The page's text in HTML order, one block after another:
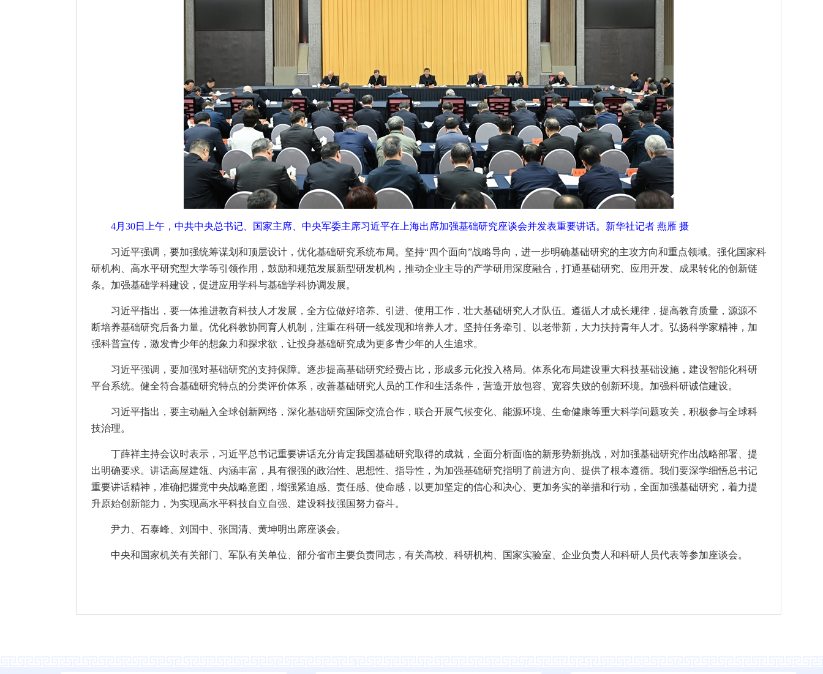
4月30日上午，中共中央总书记、国家主席、中央军委主席习近平在上海出席加强基础研究座谈会并发表重要讲话。新华社记者 燕雁 摄
习近平强调，要加强统筹谋划和顶层设计，优化基础研究系统布局。坚持“四个面向”战略导向，进一步明确基础研究的主攻方向和重点领域。强化国家科
研机构、高水平研究型大学等引领作用，鼓励和规范发展新型研发机构，推动企业主导的产学研用深度融合，打通基础研究、应用开发、成果转化的创新链
条。加强基础学科建设，促进应用学科与基础学科协调发展。
习近平指出，要一体推进教育科技人才发展，全方位做好培养、引进、使用工作，壮大基础研究人才队伍。遵循人才成长规律，提高教育质量，源源不
断培养基础研究后备力量。优化科教协同育人机制，注重在科研一线发现和培养人才。坚持任务牵引、以老带新，大力扶持青年人才。弘扬科学家精神，加
强科普宣传，激发青少年的想象力和探求欲，让投身基础研究成为更多青少年的人生追求。
习近平强调，要加强对基础研究的支持保障。逐步提高基础研究经费占比，形成多元化投入格局。体系化布局建设重大科技基础设施，建设智能化科研
平台系统。健全符合基础研究特点的分类评价体系，改善基础研究人员的工作和生活条件，营造开放包容、宽容失败的创新环境。加强科研诚信建设。
习近平指出，要主动融入全球创新网络，深化基础研究国际交流合作，联合开展气候变化、能源环境、生命健康等重大科学问题攻关，积极参与全球科
技治理。
丁薛祥主持会议时表示，习近平总书记重要讲话充分肯定我国基础研究取得的成就，全面分析面临的新形势新挑战，对加强基础研究作出战略部署、提
出明确要求。讲话高屋建瓴、内涵丰富，具有很强的政治性、思想性、指导性，为加强基础研究指明了前进方向、提供了根本遵循。我们要深学细悟总书记
重要讲话精神，准确把握党中央战略意图，增强紧迫感、责任感、使命感，以更加坚定的信心和决心、更加务实的举措和行动，全面加强基础研究，着力提
升原始创新能力，为实现高水平科技自立自强、建设科技强国努力奋斗。
尹力、石泰峰、刘国中、张国清、黄坤明出席座谈会。
中央和国家机关有关部门、军队有关单位、部分省市主要负责同志，有关高校、科研机构、国家实验室、企业负责人和科研人员代表等参加座谈会。